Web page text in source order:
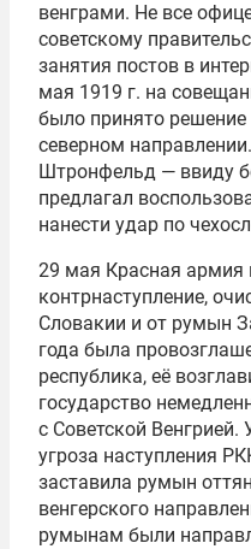
венграми. Не все
советскому
занятия постов в
мая 1919 г. на
было принято решение
северном
Штронфельд — ввиду
предлагал
нанести удар по
29 мая Красная армия
контрнаступление,
Словакии и от румын
года была
республика, её
государство
с Советской Венгрией.
угроза наступления
заставила румын
венгерского
румынам были